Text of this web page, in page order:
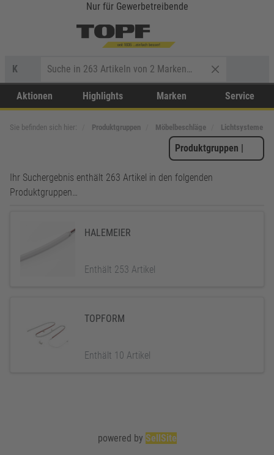
Nur für Gewerbetreibende
K
Aktionen Highlights Marken Service
Sie befinden sich hier: Produktgruppen Möbelbeschläge Lichtsysteme
Produktgruppen |
Ihr Suchergebnis enthält 263 Artikel in den folgenden
Produktgruppen…
HALEMEIER
Enthält 253 Artikel
TOPFORM
Enthält 10 Artikel
powered by SellSite